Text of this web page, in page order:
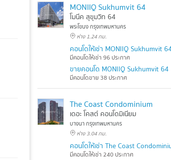
MONIIQ Sukhumvit 64
โมนีค สุขุมวิท 64
พระโขนง กรุงเทพมหานคร
ห่าง 1.24 กม.
คอนโดให้เช่า MONIIQ Sukhumvit
มีคอนโดให้เช่า 96 ประกาศ
ขายคอนโด MONIIQ Sukhumvit 64
มีคอนโดขาย 38 ประกาศ
The Coast Condominium
เดอะ โคสต์ คอนโดมิเนียม
บางนา กรุงเทพมหานคร
ห่าง 3.04 กม.
คอนโดให้เช่า The Coast
มีคอนโดให้เช่า 240 ประกาศ